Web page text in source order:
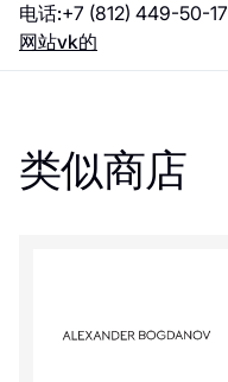
电话:+7 (812) 449-50-17
网站vk的
类似商店